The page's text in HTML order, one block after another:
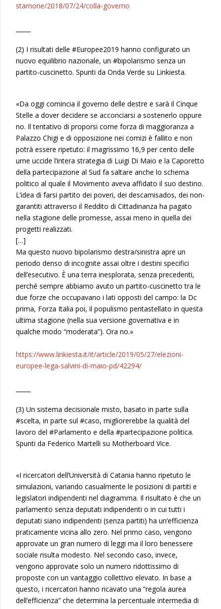
starnone/2018/07/24/colla-governo
(2) I risultati delle #Europee2019 hanno configurato un
nuovo equilibrio nazionale, un #bipolarismo senza un
partito-cuscinetto. Spunti da Onda Verde su Linkiesta.
«Da oggi comincia il governo delle destre e sarà il Cinque
Stelle a dover decidere se acconciarsi a sostenerlo oppure
no. Il tentativo di proporsi come forza di maggioranza a
Palazzo Chigi e di opposizione nei comizi è fallito e non
potrà essere ripetuto: il magrissimo 16,9 per cento delle
urne uccide l’intera strategia di Luigi Di Maio e la Caporetto
della partecipazione al Sud fa saltare anche lo schema
politico al quale il Movimento aveva affidato il suo destino.
L’idea di farsi partito dei poveri, dei descamisados, dei non-
garantiti attraverso il Reddito di Cittadinanza ha pagato
nella stagione delle promesse, assai meno in quella dei
progetti realizzati.
[…]
Ma questo nuovo bipolarismo destra/sinistra apre un
periodo denso di incognite assai oltre i destini specifici
dell’esecutivo. È una terra inesplorata, senza precedenti,
perché sempre abbiamo avuto un partito-cuscinetto tra le
due forze che occupavano i lati opposti del campo: la Dc
prima, Forza Italia poi, il populismo pentastellato in questa
ultima stagione (nella sua versione governativa e in
qualche modo “moderata”). Ora no.»
https://www.linkiesta.it/it/article/2019/05/27/elezioni-
europee-lega-salvini-di-maio-pd/42294/
(3) Un sistema decisionale misto, basato in parte sulla
#scelta, in parte sul #caso, migliorerebbe la qualità del
lavoro del #Parlamento e della #partecipazione politica.
Spunti da Federico Martelli su Motherboard Vice.
«I ricercatori dell’Università di Catania hanno ripetuto le
simulazioni, variando casualmente le posizioni di partiti e
legislatori indipendenti nel diagramma. Il risultato è che un
parlamento senza deputati indipendenti o in cui tutti i
deputati siano indipendenti (senza partiti) ha un’efficienza
praticamente vicina allo zero. Nel primo caso, vengono
approvate un gran numero di leggi ma il loro benessere
sociale risulta modesto. Nel secondo caso, invece,
vengono approvate solo un numero ridottissimo di
proposte con un vantaggio collettivo elevato. In base a
questo, i ricercatori hanno ricavato una ”regola aurea
dell’efficienza” che determina la percentuale intermedia di